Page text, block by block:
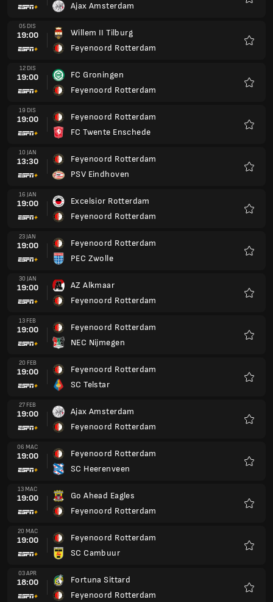
Ajax Amsterdam
05 DIS
19:00
Willem II Tilburg
Feyenoord Rotterdam
12 DIS
19:00
FC Groningen
Feyenoord Rotterdam
19 DIS
19:00
Feyenoord Rotterdam
FC Twente Enschede
10 JAN
13:30
Feyenoord Rotterdam
PSV Eindhoven
16 JAN
19:00
Excelsior Rotterdam
Feyenoord Rotterdam
23 JAN
19:00
Feyenoord Rotterdam
PEC Zwolle
30 JAN
19:00
AZ Alkmaar
Feyenoord Rotterdam
13 FEB
19:00
Feyenoord Rotterdam
NEC Nijmegen
20 FEB
19:00
Feyenoord Rotterdam
SC Telstar
27 FEB
19:00
Ajax Amsterdam
Feyenoord Rotterdam
06 MAC
19:00
Feyenoord Rotterdam
SC Heerenveen
13 MAC
19:00
Go Ahead Eagles
Feyenoord Rotterdam
20 MAC
19:00
Feyenoord Rotterdam
SC Cambuur
03 APR
18:00
Fortuna Sittard
Feyenoord Rotterdam